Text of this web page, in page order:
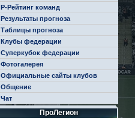
Р-Рейтинг команд
Результаты прогноза
Таблицы прогноза
Клубы федерации
Суперкубок федерации
Фотогалерея
Официальные сайты клубов
Общение
Чат
ПроЛегион